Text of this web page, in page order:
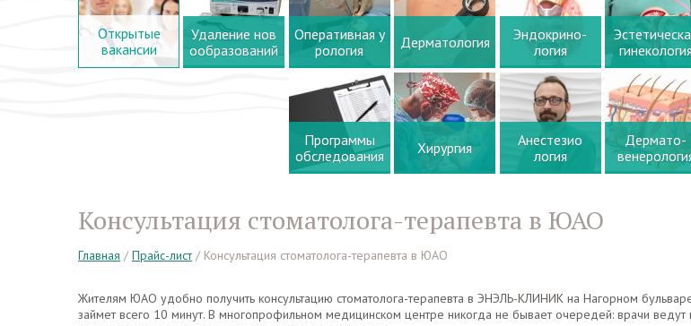
Открытые
вакансии
Удаление нов
ообразований
Оперативная у
рология
Дерматология
Эндокрино-
логия
гинекология
Программы
обследования
Хирургия
Анестезио
логия
Дермато-
Консультация стоматолога-терапевта в ЮАО
Главная / Прайс-лист/ Консультация стоматолога-терапевта в ЮАО
Жителям ЮАО удобно получить консультацию стоматолога-терапевта в ЭНЭЛЬ-КЛИНИК на Нагорном
займет всего 10 минут. В многопрофильном медицинском центре никогда не бывает очередей: врачи